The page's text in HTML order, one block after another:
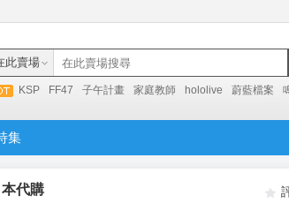
此賣場
KSP FF47 子午計畫 家庭教師 hololive 蔚藍檔案
集
代購